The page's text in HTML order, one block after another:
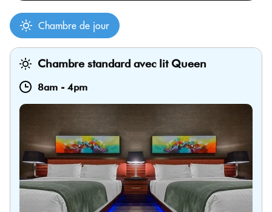
Chambre de jour
Chambre standard avec lit Queen
8am - 4pm